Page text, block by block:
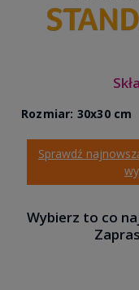
Rozmiar: 30x30 cm
Sprawdź
Wybierz to co